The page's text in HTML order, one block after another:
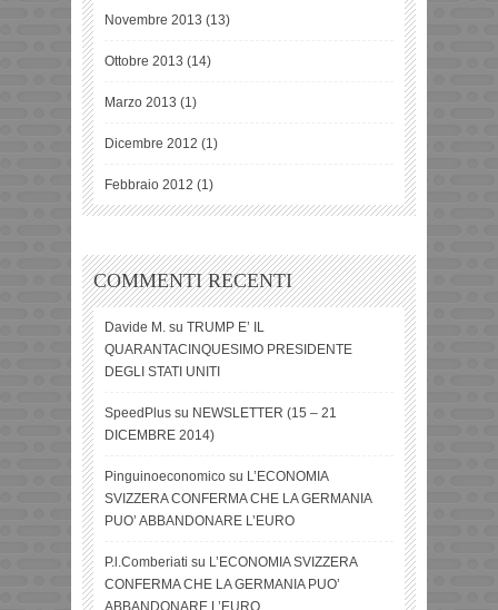
Novembre 2013 (13)
Ottobre 2013 (14)
Marzo 2013 (1)
Dicembre 2012 (1)
Febbraio 2012 (1)
COMMENTI RECENTI
Davide M. su TRUMP E’ IL
QUARANTACINQUESIMO PRESIDENTE
DEGLI STATI UNITI
SpeedPlus su NEWSLETTER (15 – 21
DICEMBRE 2014)
Pinguinoeconomico su L’ECONOMIA
SVIZZERA CONFERMA CHE LA GERMANIA
PUO’ ABBANDONARE L’EURO
P.l.Comberiati su L’ECONOMIA SVIZZERA
CONFERMA CHE LA GERMANIA PUO’
ABBANDONARE L’EURO